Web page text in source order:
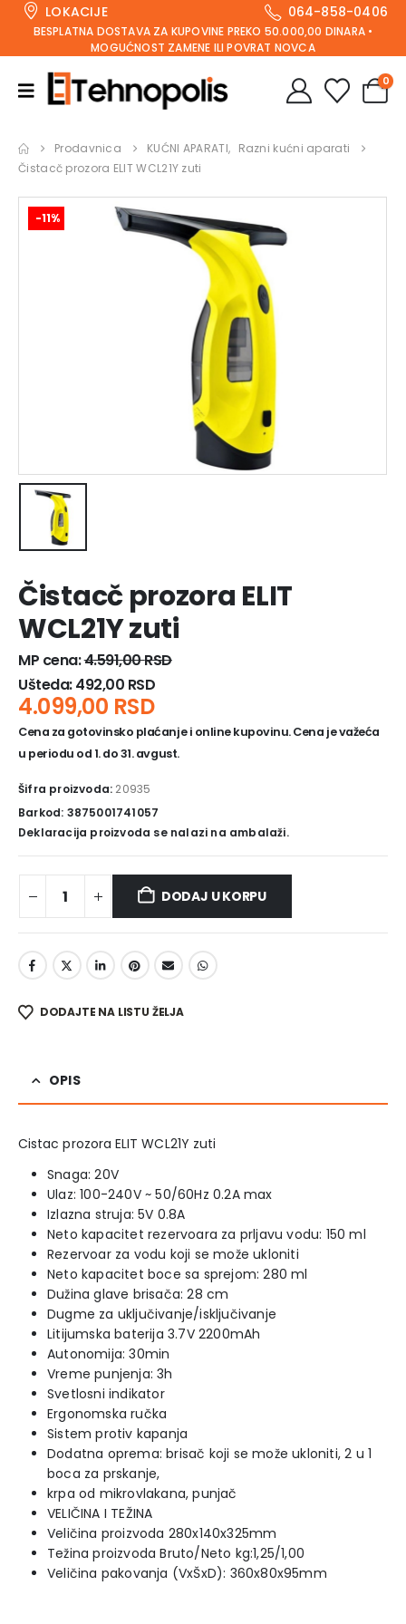
LOKACIJE 064-858-0406
BESPLATNA DOSTAVA ZA KUPOVINE PREKO 50.000,00 DINARA •
MOGUĆNOST ZAMENE ILI POVRAT NOVCA
0
Prodavnica KUĆNI APARATI, Razni kućni aparati
Čistacč prozora ELIT WCL21Y zuti
-11%
Čistacč prozora ELIT
WCL21Y zuti
MP cena:4.591,00RSD
Ušteda:492,00 RSD
4.099,00 RSD
Cena za gotovinsko plaćanje i online kupovinu. Cena je važeća
u periodu od 1. do 31. avgust.
Šifra proizvoda: 20935
Barkod: 3875001741057
Deklaracija proizvoda se nalazi na ambalaži.
DODAJ U KORPU
DODAJTE NA LISTU ŽELJA
OPIS
Cistac prozora ELIT WCL21Y zuti
Snaga: 20V
Ulaz: 100-240V ~ 50/60Hz 0.2A max
Izlazna struja: 5V 0.8A
Neto kapacitet rezervoara za prljavu vodu: 150 ml
Rezervoar za vodu koji se može ukloniti
Neto kapacitet boce sa sprejom: 280 ml
Dužina glave brisača: 28 cm
Dugme za uključivanje/isključivanje
Litijumska baterija 3.7V 2200mAh
Autonomija: 30min
Vreme punjenja: 3h
Svetlosni indikator
Ergonomska ručka
Sistem protiv kapanja
Dodatna oprema: brisač koji se može ukloniti, 2 u 1
boca za prskanje,
krpa od mikrovlakana, punjač
VELIČINA I TEŽINA
Veličina proizvoda 280x140x325mm
Težina proizvoda Bruto/Neto kg:1,25/1,00
Veličina pakovanja (VxŠxD): 360x80x95mm